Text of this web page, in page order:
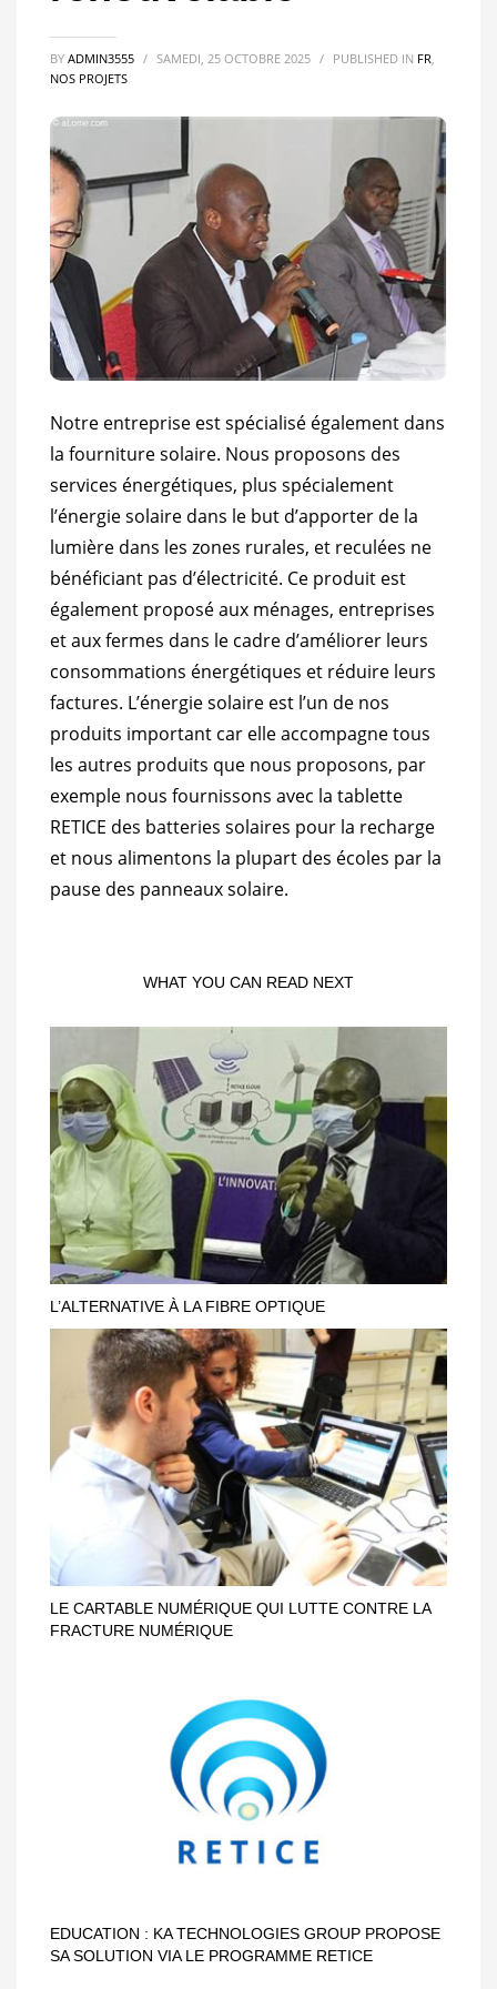
BY ADMIN3555 / SAMEDI, 25 OCTOBRE 2025 / PUBLISHED IN FR,
NOS PROJETS
Notre entreprise est spécialisé également dans
la fourniture solaire. Nous proposons des
services énergétiques, plus spécialement
l’énergie solaire dans le but d’apporter de la
lumière dans les zones rurales, et reculées ne
bénéficiant pas d’électricité. Ce produit est
également proposé aux ménages, entreprises
et aux fermes dans le cadre d’améliorer leurs
consommations énergétiques et réduire leurs
factures. L’énergie solaire est l’un de nos
produits important car elle accompagne tous
les autres produits que nous proposons, par
exemple nous fournissons avec la tablette
RETICE des batteries solaires pour la recharge
et nous alimentons la plupart des écoles par la
pause des panneaux solaire.
WHAT YOU CAN READ NEXT
L’ALTERNATIVE À LA FIBRE OPTIQUE
LE CARTABLE NUMÉRIQUE QUI LUTTE CONTRE LA
FRACTURE NUMÉRIQUE
EDUCATION : KA TECHNOLOGIES GROUP PROPOSE
SA SOLUTION VIA LE PROGRAMME RETICE